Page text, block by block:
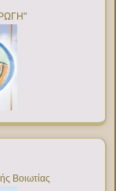
Βοιωτίας